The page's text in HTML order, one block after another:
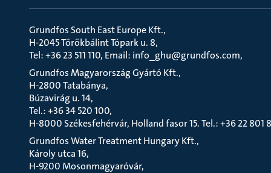
Grundfos South East Europe Kft.
H-2045 Törökbálint Tópark u. 8
Tel: +36 23 511 110, Email: info_ghu@grundfos.com
Grundfos Magyarország Gyártó Kft.
H-2800 Tatabánya
Búzavirág u. 14
Tel.: +36 34 520 100
H-8000 Székesfehérvár, Holland fasor 15. Tel.: +36 22 801
Grundfos Water Treatment Hungary Kft.
Károly utca 16
H-9200 Mosonmagyaróvár